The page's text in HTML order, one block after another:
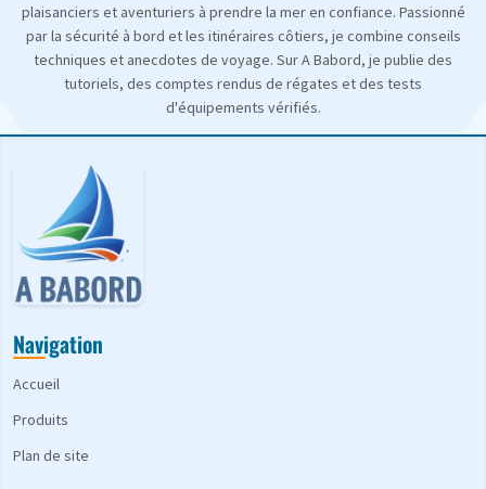
plaisanciers et aventuriers à prendre la mer en confiance. Passionné
par la sécurité à bord et les itinéraires côtiers, je combine conseils
techniques et anecdotes de voyage. Sur A Babord, je publie des
tutoriels, des comptes rendus de régates et des tests
d'équipements vérifiés.
Navigation
Accueil
Produits
Plan de site